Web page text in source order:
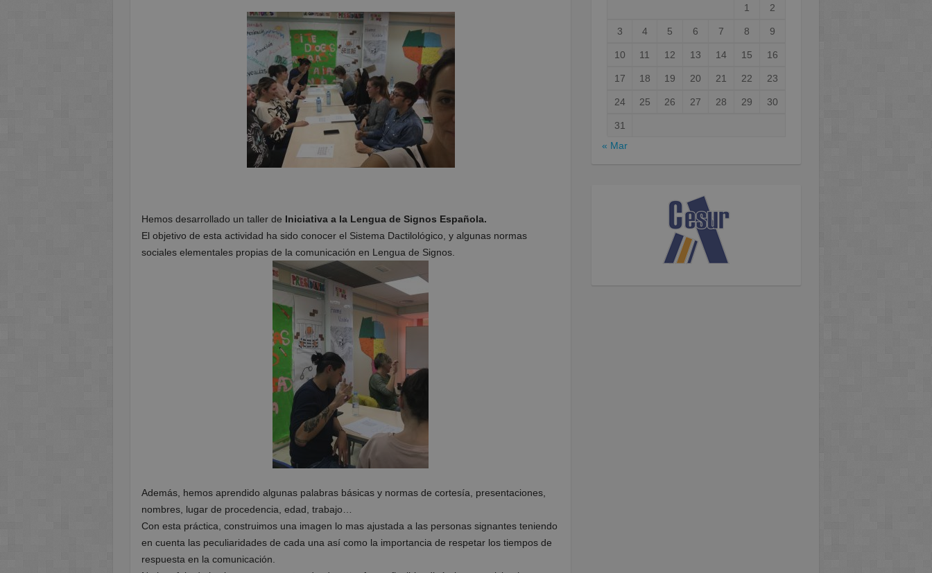
Hemos desarrollado un taller de Iniciativa a la Lengua de Signos Española.
El objetivo de esta actividad ha sido conocer el Sistema Dactilológico, y algunas normas
sociales elementales propias de la comunicación en Lengua de Signos.
Además, hemos aprendido algunas palabras básicas y normas de cortesía, presentaciones,
nombres, lugar de procedencia, edad, trabajo…
Con esta práctica, construimos una imagen lo mas ajustada a las personas signantes teniendo
en cuenta las peculiaridades de cada una así como la importancia de respetar los tiempos de
respuesta en la comunicación.
1 2
3 4 5 6 7 8 9
10 11 12 13 14 15 16
17 18 19 20 21 22 23
24 25 26 27 28 29 30
31
« Mar